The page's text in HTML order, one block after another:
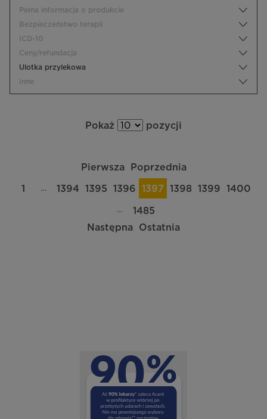
Pełna informacja o produkcie
Bezpieczeństwo terapii
ICD-10
Ceny/refundacja
Ulotka przylekowa
Inne
Pokaż pozycji
Pierwsza Poprzednia
1 … 1394 1395 1396 1397 1398 1399 1400
…
1485
Następna
Ostatnia